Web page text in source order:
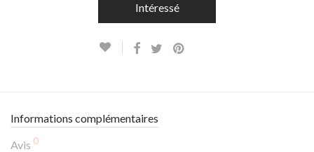
Intéressé
Informations complémentaires
Avis 0